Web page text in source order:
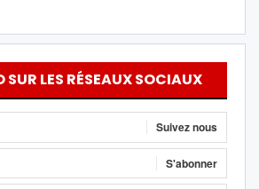
LES RÉSEAUX SOCIAUX
Suivez nous
S'abonner